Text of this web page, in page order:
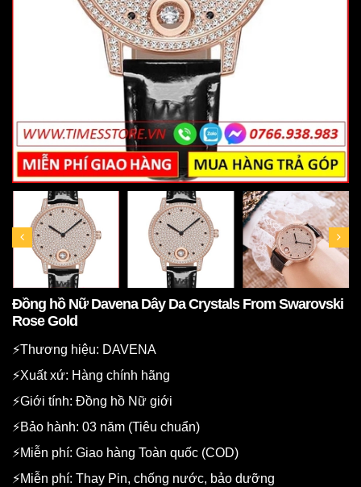
Đồng hồ Nữ Davena Dây Da Crystals From Swarovski
Rose Gold
⚡️Thương hiệu: DAVENA
⚡️Xuất xứ: Hàng chính hãng
⚡️Giới tính: Đồng hồ Nữ giới
⚡️Bảo hành: 03 năm (Tiêu chuẩn)
⚡️Miễn phí: Giao hàng Toàn quốc (COD)
⚡️Miễn phí: Thay Pin, chống nước, bảo dưỡng